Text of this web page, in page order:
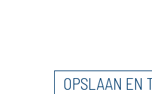
OPSLAAN EN